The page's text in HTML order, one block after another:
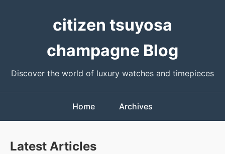
citizen tsuyosa
champagne Blog
Discover the world of luxury watches and timepieces
Home Archives
Latest Articles